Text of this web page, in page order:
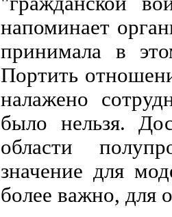
напоминает
принимала в
Портить
налажено
было нельзя.
области
значение для
более важно, для